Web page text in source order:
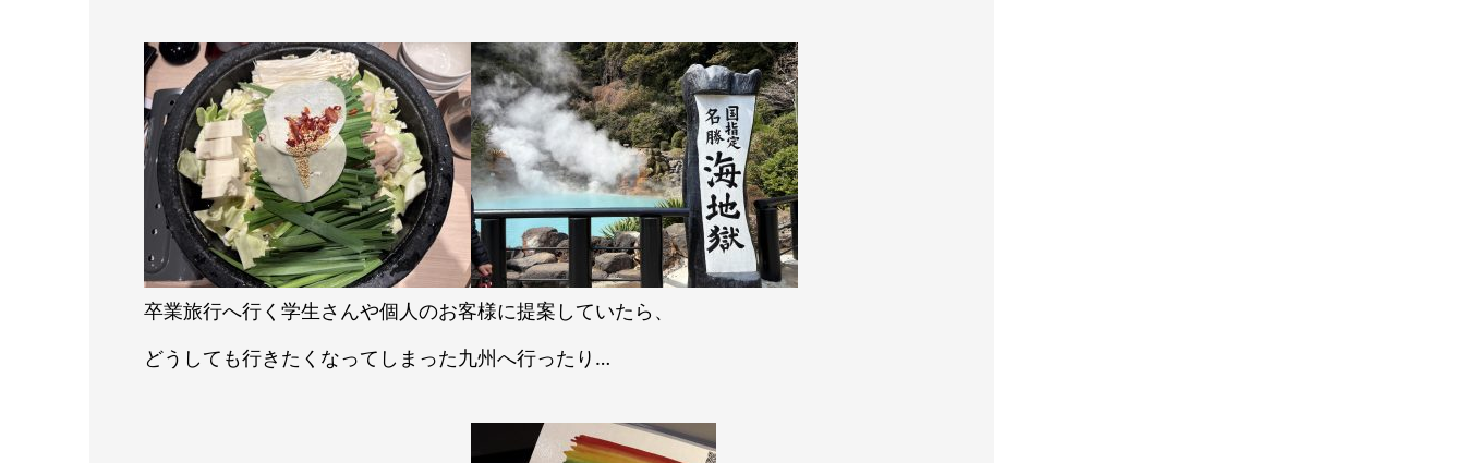
卒業旅行へ行く学生さんや個人のお客様に提案していたら、
どうしても行きたくなってしまった九州へ行ったり…